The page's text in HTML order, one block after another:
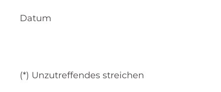
Datum
(*) Unzutreffendes streichen